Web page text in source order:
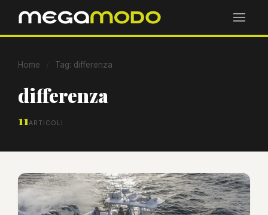
Home Tag: differenza
differenza
11ARTICOLI